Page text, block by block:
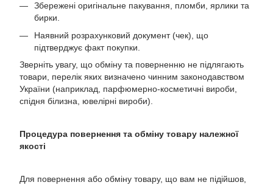
Збережені оригінальне пакування, пломби, ярлики та
бирки.
Наявний розрахунковий документ (чек), що
підтверджує факт покупки.
Зверніть увагу, що обміну та поверненню не підлягають
товари, перелік яких визначено чинним законодавством
України (наприклад, парфюмерно-косметичні вироби,
спідня білизна, ювелірні вироби).
Процедура повернення та обміну товару належної
якості
Для повернення або обміну товару, що вам не підійшов,